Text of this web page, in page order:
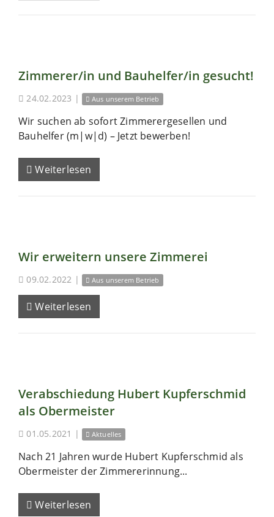
Zimmerer/in und Bauhelfer/in gesucht!
24.02.2023 | Aus unserem Betrieb
Wir suchen ab sofort Zimmerergesellen und
Bauhelfer (m|w|d) – Jetzt bewerben!
Weiterlesen
Wir erweitern unsere Zimmerei
09.02.2022 | Aus unserem Betrieb
Weiterlesen
Verabschiedung Hubert Kupferschmid
als Obermeister
01.05.2021 | Aktuelles
Nach 21 Jahren wurde Hubert Kupferschmid als
Obermeister der Zimmererinnung...
Weiterlesen